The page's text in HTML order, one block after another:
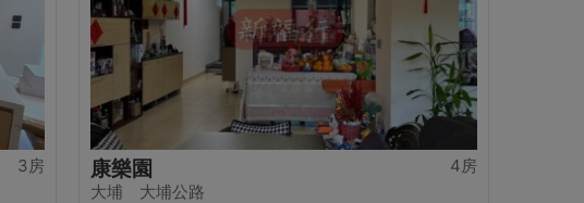
3房 4房
康樂園
大埔 大埔公路